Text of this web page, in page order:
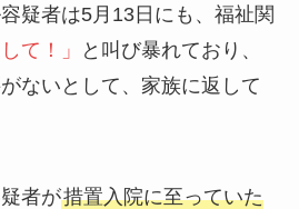
疑者は5月13日にも、福祉関
て！」
と叫び暴れており、
ないとして、家族に返して
者が措置入院に至っていた